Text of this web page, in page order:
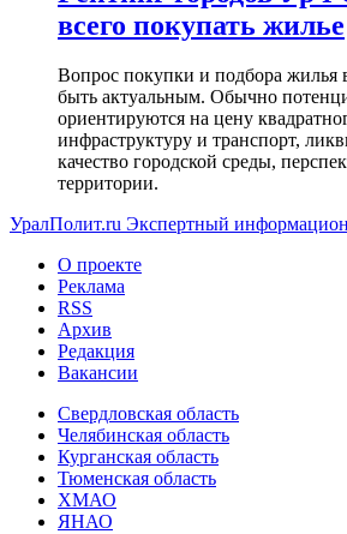
всего покупать жилье
Вопрос покупки и подбора жилья
быть актуальным. Обычно
ориентируются на цену
инфраструктуру и транспорт,
качество городской среды,
территории.
УралПолит.ru Экспертный
О проекте
Реклама
RSS
Архив
Редакция
Вакансии
Свердловская область
Челябинская область
Курганская область
Тюменская область
ХМАО
ЯНАО